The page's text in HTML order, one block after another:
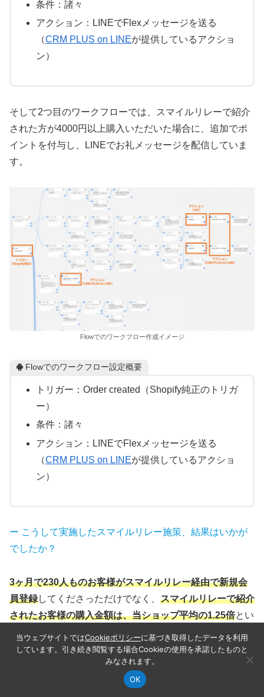
条件：諸々
アクション：LINEでFlexメッセージを送る
（CRM PLUS on LINEが提供しているアクショ
ン）
そして2つ目のワークフローでは、スマイルリレーで紹介
された方が4000円以上購入いただいた場合に、追加でポ
イントを付与し、LINEでお礼メッセージを配信していま
す。
Flowでのワークフロー作成イメージ
Flowでのワークフロー設定概要
トリガー：Order created（Shopify純正のトリガ
ー）
条件：諸々
アクション：LINEでFlexメッセージを送る
（CRM PLUS on LINEが提供しているアクショ
ン）
ー こうして実施したスマイルリレー施策、結果はいかが
でしたか？
3ヶ月で230人ものお客様がスマイルリレー経由で新規会
員登録してくださっただけでなく、 スマイルリレーで紹介
されたお客様の購入金額は、当ショップ平均の1.25倍とい
う結果になりました（2025年2月の実績値より算出）。
信頼している友人の紹介だからこそ安心してお買い物いた
だけるという輪が広がっていることを嬉しく思いますし、
シェア
当ウェブサイトではCookieポリシーに基づき取得したデータを利用
しています。引き続き閲覧する場合Cookieの使用を承諾したものと
みなされます。
OK